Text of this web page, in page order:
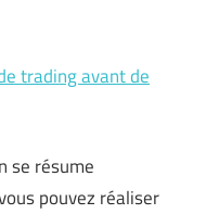
trading avant de
se résume
pouvez réaliser